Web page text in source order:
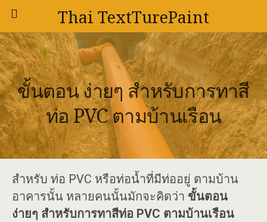
Thai TextTurePaint
ขั้นตอน ง่ายๆ สำหรับการทาสี
ท่อ PVC ตามบ้านเรือน
สำหรับ ท่อ PVC หรือท่อน้ำที่มีท่ออยู่ ตามบ้าน
อาคารนั้น หลายคนนั้นมักจะคิดว่า ขั้นตอน
ง่ายๆ สำหรับการทาสีท่อ PVC ตามบ้านเรือน